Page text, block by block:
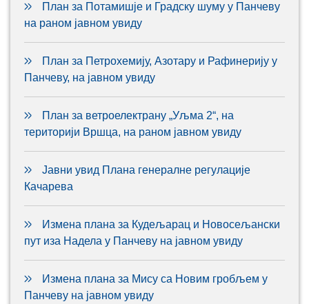
План за Потамишје и Градску шуму у Панчеву
на раном јавном увиду
План за Петрохемију, Азотару и Рафинерију у
Панчеву, на јавном увиду
План за ветроелектрану „Уљма 2“, на
територији Вршца, на раном јавном увиду
Јавни увид Плана генералне регулације
Качарева
Измена плана за Кудељарац и Новосељански
пут иза Надела у Панчеву на јавном увиду
Измена плана за Мису са Новим гробљем у
Панчеву на јавном увиду